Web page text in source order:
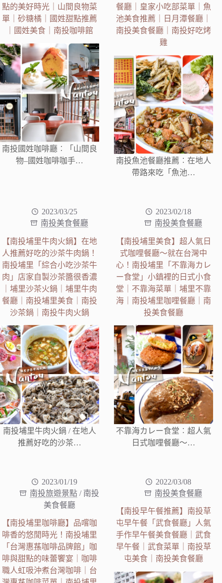
點的美好時光｜山間良物菜
單｜砂糖橘｜國姓甜點推薦
｜國姓美食｜南投咖啡館
南投國姓咖啡廳︰「山間良
物–國姓咖啡咖手…
餐廳｜皇家小吃部菜單｜魚
池美食推薦｜日月潭餐廳｜
南投美食餐廳｜南投好吃烤
雞
南投魚池餐廳推薦︰在地人
帶路來吃「魚池…
2023/03/25
南投美食餐廳
【南投埔里牛肉火鍋】在地
人推薦好吃的沙茶牛肉鍋！
南投埔里「綜合小吃沙茶牛
肉」店家自製沙茶醬很香濃
｜埔里沙茶火鍋｜埔里牛肉
餐廳｜南投埔里美食｜南投
沙茶鍋｜南投牛肉火鍋
南投埔里牛肉火鍋 / 在地人
推薦好吃的沙茶…
2023/02/18
南投美食餐廳
【南投埔里美食】超人氣日
式咖哩餐廳～就在台灣中
心！南投埔里「不靠海カレ
ー食堂」小鎮裡的日式小食
堂｜不靠海菜單｜埔里不靠
海｜南投埔里咖哩餐廳｜南
投美食餐廳
不靠海カレー食堂︰超人氣
日式咖哩餐廳～…
2023/01/19
南投旅遊景點 / 南投
美食餐廳
【南投埔里咖啡廳】品嚐咖
啡香的悠閒時光！南投埔里
「台灣惠蓀咖啡品牌館」咖
啡與甜點的味蕾饗宴｜咖啡
職人虹吸沖煮台灣咖啡｜台
2022/03/08
南投美食餐廳
【南投早午餐推薦】南投草
屯早午餐「武食餐廳」人氣
手作早午餐美食餐廳｜武食
早午餐｜武食菜單｜南投草
屯美食｜南投美食餐廳